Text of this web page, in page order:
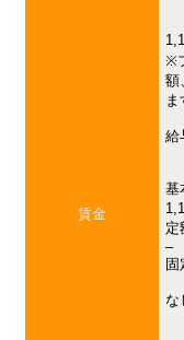
賃金
※
額
ま
給
基
定
–
固
な